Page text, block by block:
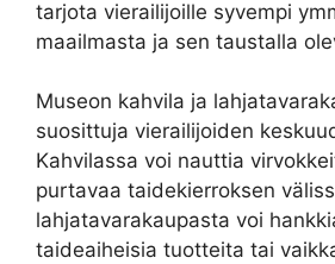
tarjota vierailijoille syvempi
maailmasta ja sen taustalla
Museon kahvila ja
suosittuja vierailijoiden
Kahvilassa voi nauttia
purtavaa taidekierroksen
lahjatavarakaupasta voi
taideaiheisia tuotteita tai